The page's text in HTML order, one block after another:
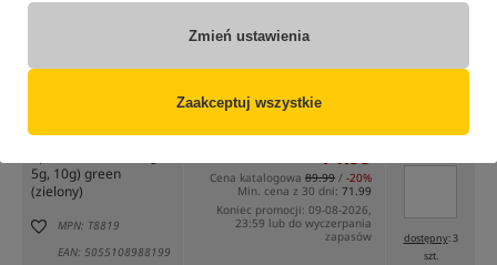
Zmień ustawienia
Zaakceptuj wszystkie
(część opcji mogła zostać ukryta przez wybrany sposób filtrowania)
Cena PLN
5g, 10g) green
(zielony)
MPN: T8819
EAN: 5055108988199
71.99
Cena katalogowa 89.99 / -20%
Min. cena z 30 dni: 71.99
Koniec promocji: 09-08-2026,
23:59 lub do wyczerpania
zapasów
dostępny: 3
szt.